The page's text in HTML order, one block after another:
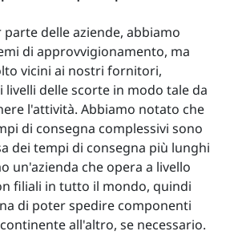
delle aziende, abbiamo
di approvvigionamento, ma
vicini ai nostri fornitori,
delle scorte in modo tale da
l'attività. Abbiamo notato che
di consegna complessivi sono
dei tempi di consegna più lunghi
un'azienda che opera a livello
filiali in tutto il mondo, quindi
di poter spedire componenti
all'altro, se necessario.